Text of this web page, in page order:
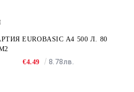
EUROBASIC А4 500 Л. 80
€4.49
8.78лв.